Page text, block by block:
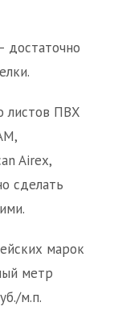
достаточно
листов ПВХ
Airex,
сделать
марок
метр
м.п.